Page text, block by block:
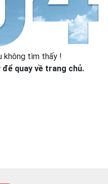
không tìm thấy !
để quay về trang chủ.